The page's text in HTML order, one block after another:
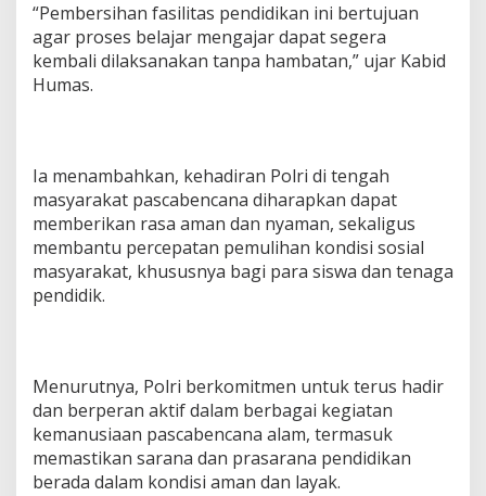
“Pembersihan fasilitas pendidikan ini bertujuan
agar proses belajar mengajar dapat segera
kembali dilaksanakan tanpa hambatan,” ujar Kabid
Humas.
Ia menambahkan, kehadiran Polri di tengah
masyarakat pascabencana diharapkan dapat
memberikan rasa aman dan nyaman, sekaligus
membantu percepatan pemulihan kondisi sosial
masyarakat, khususnya bagi para siswa dan tenaga
pendidik.
Menurutnya, Polri berkomitmen untuk terus hadir
dan berperan aktif dalam berbagai kegiatan
kemanusiaan pascabencana alam, termasuk
memastikan sarana dan prasarana pendidikan
berada dalam kondisi aman dan layak.